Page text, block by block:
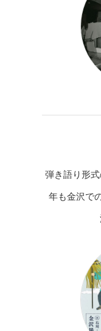
弾き語り形
年も金沢で